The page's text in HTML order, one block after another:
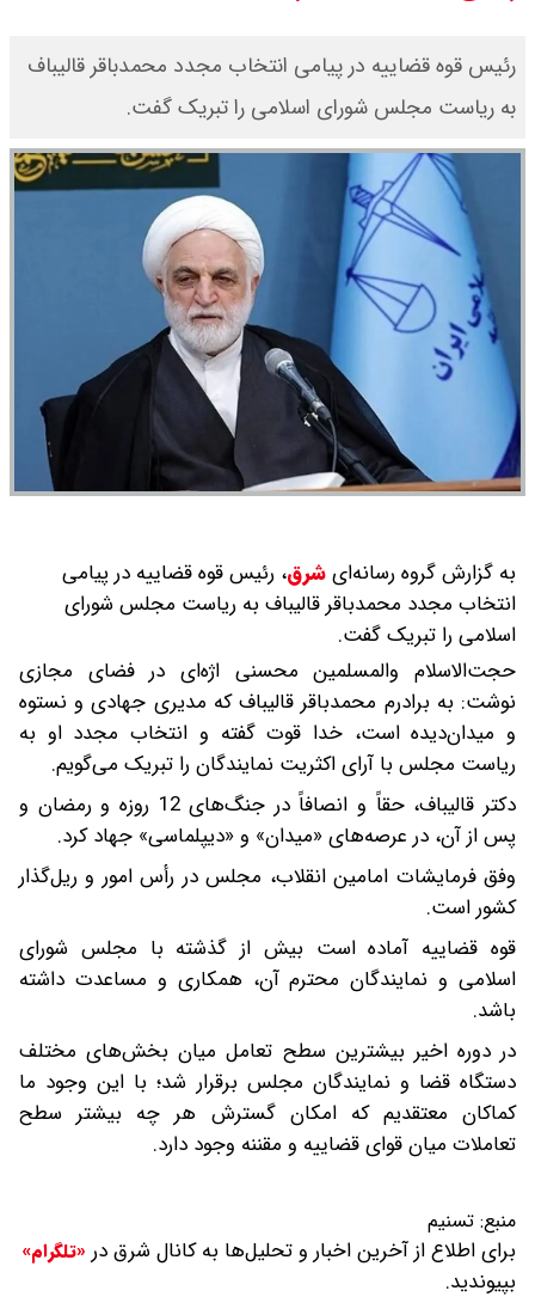
اجتماعی پرداخت نمی شود؟
جزئیات عرضه اولیه احیا در فرابورس
رئیس قوه قضاییه در پیامی انتخاب مجدد محمدباقر قالیباف
به ریاست مجلس شورای اسلامی را تبریک گفت.
به گزارش گروه رسانه‌ایشرق، رئیس قوه قضاییه در پیامی
انتخاب مجدد محمدباقر قالیباف به ریاست مجلس شورای
اسلامی را تبریک گفت.
حجت‌الاسلام والمسلمین محسنی اژه‌ای در فضای مجازی
نوشت: به برادرم محمدباقر قالیباف که مدیری جهادی و نستوه
و میدان‌دیده است، خدا قوت گفته و انتخاب مجدد او به
ریاست مجلس با آرای اکثریت نمایندگان را تبریک می‌گویم.
دکتر قالیباف، حقاً و انصافاً در جنگ‌های 12 روزه و رمضان و
پس از آن، در عرصه‌های «میدان» و «دیپلماسی» جهاد کرد.
وفق فرمایشات امامین انقلاب، مجلس در رأس امور و ریل‌گذار
کشور است.
قوه قضاییه آماده است بیش از گذشته با مجلس شورای
اسلامی و نمایندگان محترم آن، همکاری و مساعدت داشته
باشد.
در دوره اخیر بیشترین سطح تعامل میان بخش‌های مختلف
دستگاه قضا و نمایندگان مجلس برقرار شد؛ با این وجود ما
کماکان معتقدیم که امکان گسترش هر چه بیشتر سطح
تعاملات میان قوای قضاییه و مقننه وجود دارد.
منبع: تسنیم
برای اطلاع از آخرین اخبار و تحلیل‌ها به کانال شرق در «تلگرام»
بپیوندید.